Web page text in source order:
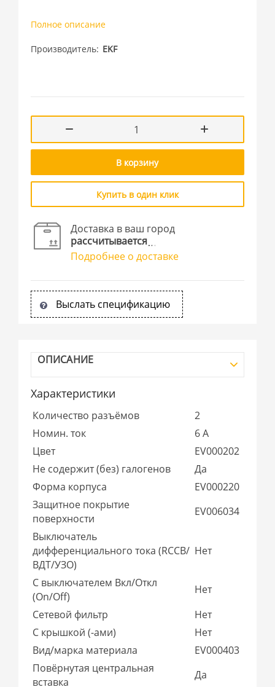
Полное описание
Производитель EKF
В корзину
Купить в один клик
Доставка в ваш город
рассчитывается
Подробнее о доставке
Выслать спецификацию
ОПИСАНИЕ
Характеристики
Количество разъёмов
2
Номин. ток
6 А
Цвет
EV000202
Не содержит (без) галогенов
Да
Форма корпуса
EV000220
Защитное покрытие
поверхности
EV006034
Выключатель
дифференциального тока (RCCB/
ВДТ/УЗО)
Нет
С выключателем Вкл/Откл
(On/Off)
Нет
Сетевой фильтр
Нет
С крышкой (-ами)
Нет
Вид/марка материала
EV000403
Повёрнутая центральная
вставка
Да